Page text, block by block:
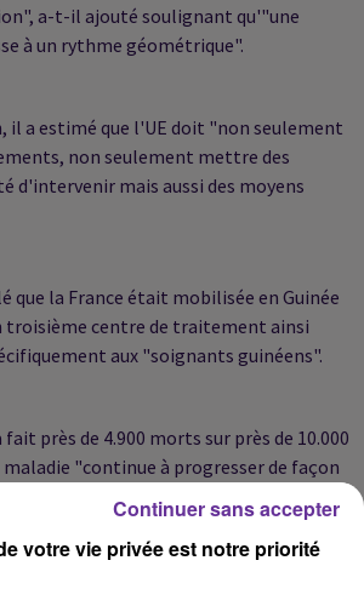
a-t-il ajouté soulignant qu'"une
à un rythme géométrique".
il a estimé que l'UE doit "non seulement
non seulement mettre des
d'intervenir mais aussi des moyens
que la France était mobilisée en Guinée
troisième centre de traitement ainsi
aux "soignants guinéens".
près de 4.900 morts sur près de 10.000
"continue à progresser de façon
de la santé (OMS).
votre vie privée est notre priorité
Continuer sans accepter